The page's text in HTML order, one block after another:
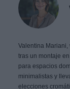
Valentina
tras un montaje
para espacios
minimalistas y
elecciones